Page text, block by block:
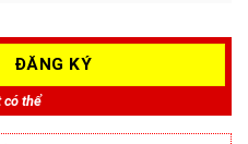
có thể